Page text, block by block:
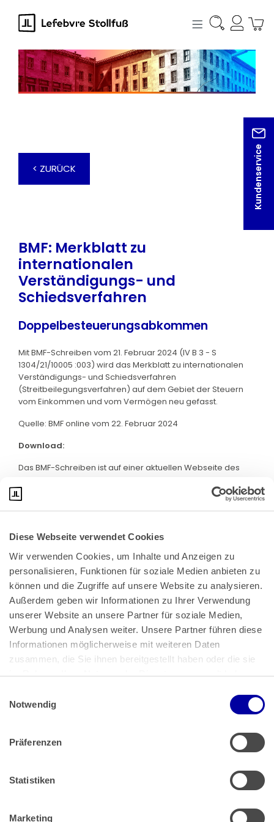
Diese Webseite verwendet Cookies
Wir verwenden Cookies, um Inhalte und Anzeigen zu
personalisieren, Funktionen für soziale Medien anbieten zu
können und die Zugriffe auf unsere Website zu analysieren.
Außerdem geben wir Informationen zu Ihrer Verwendung
unserer Website an unsere Partner für soziale Medien,
Werbung und Analysen weiter. Unsere Partner führen diese
Informationen möglicherweise mit weiteren Daten
zusammen, die Sie ihnen bereitgestellt haben oder die sie
im Rahmen Ihrer Nutzung der Dienste gesammelt haben.
Impressum
Notwendig
Präferenzen
Statistiken
Marketing
springen
Kundenservice
< ZURÜCK
BMF: Merkblatt zu
internationalen
Verständigungs- und
Schiedsverfahren
Doppelbesteuerungsabkommen
Mit BMF-Schreiben vom 21. Februar 2024 (IV B 3 - S
1304/21/10005 :003) wird das Merkblatt zu internationalen
Verständigungs- und Schiedsverfahren
(Streitbeilegungsverfahren) auf dem Gebiet der Steuern
vom Einkommen und vom Vermögen neu gefasst.
Quelle: BMF online vom 22. Februar 2024
Download:
Das BMF-Schreiben ist auf einer aktuellen Webseite des
Bundeskanzlerplatz 2
53113 Bonn
Pressemitteilungen|AGB
Impressum|Datenschutz
Muster Widerrufsformular (PDF)